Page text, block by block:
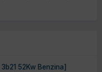
52Kw Benzina]